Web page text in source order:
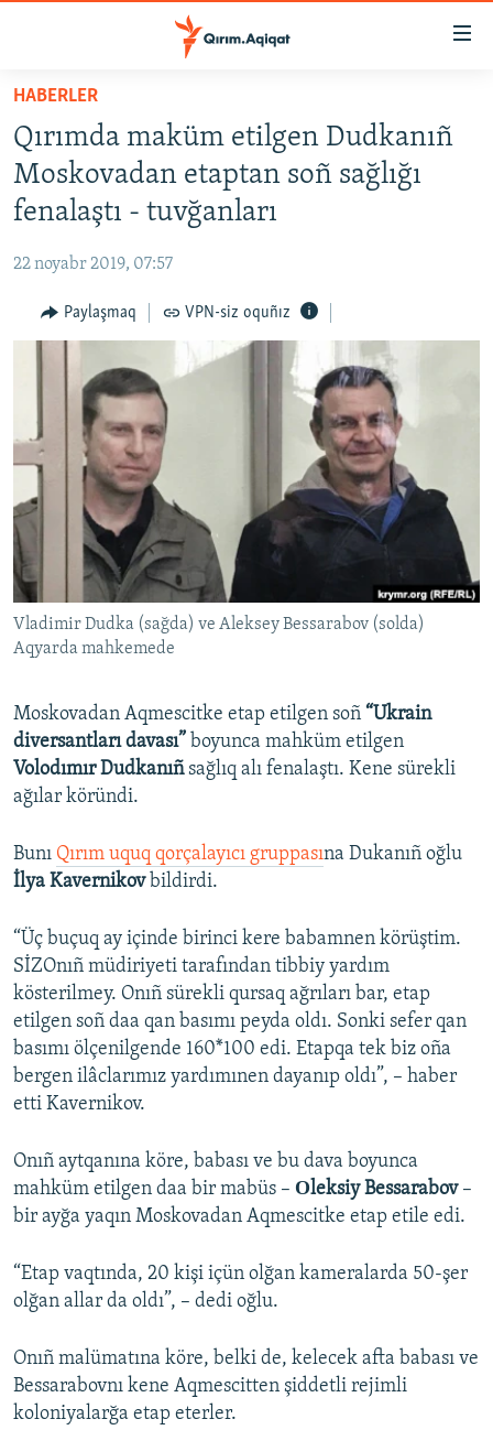
Esas
qaytmaq
Baş
navigatsiyağa
qaytmaq
Qıdıruvğa
qaytmaq
HABERLER
SİYASET
İQTİSADİYAT
MEDENİYET
İNSAN AQLARI
VİDEO
BLOGLAR
FİKİR
Русский
Українською
QOŞULIÑIZ!
RFE/RS bütün saytları
HABERLER
Qırımda maküm etilgen Dudkanıñ
Moskovadan etaptan soñ sağlığı
fenalaştı - tuvğanları
22 noyabr 2019, 07:57
Paylaşmaq VPN-siz oquñız
Vladimir Dudka (sağda) ve Aleksey Bessarabov (solda)
Aqyarda mahkemede
Moskovadan Aqmescitke etap etilgen soñ “Ukrain
diversantları davası” boyunca mahküm etilgen
Volodımır Dudkanıñsağlıq alı fenalaştı. Kene sürekli
ağılar köründi.
Bunı Qırım uquq qorçalayıcı gruppasına Dukanıñ oğlu
İlya Kavernikovbildirdi.
“Üç buçuq ay içinde birinci kere babamnen körüştim.
SİZOnıñ müdiriyeti tarafından tibbiy yardım
kösterilmey. Onıñ sürekli qursaq ağrıları bar, etap
etilgen soñ daa qan basımı peyda oldı. Sonki sefer qan
basımı ölçenilgende 160*100 edi. Etapqa tek biz oña
bergen ilâclarımız yardımınen dayanıp oldı”, – haber
etti Kavernikov.
Onıñ aytqanına köre, babası ve bu dava boyunca
mahküm etilgen daa bir mabüs – Оleksiy Bessarabov –
bir ayğa yaqın Moskovadan Aqmescitke etap etile edi.
“Etap vaqtında, 20 kişi içün olğan kameralarda 50-şer
olğan allar da oldı”, – dedi oğlu.
Onıñ malümatına köre, belki de, kelecek afta babası ve
Bessarabovnı kene Aqmescitten şiddetli rejimli
koloniyalarğa etap eterler.